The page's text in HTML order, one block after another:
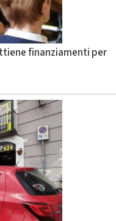
finanziamenti per